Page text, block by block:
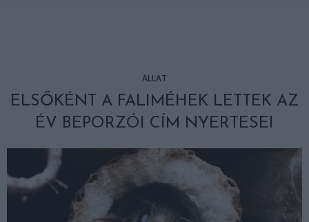
ÁLLAT
ELSŐKÉNT A FALIMÉHEK LETTEK AZ
ÉV BEPORZÓI CÍM NYERTESEI